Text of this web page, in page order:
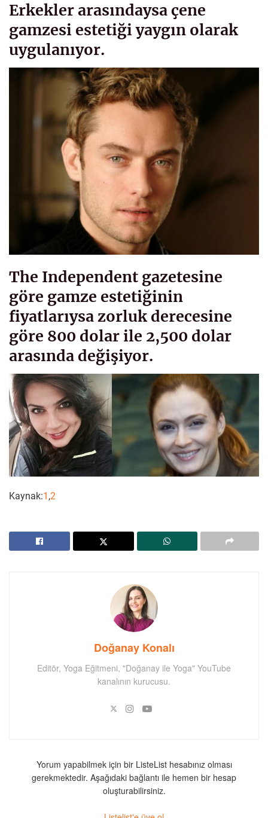
Erkekler arasındaysa çene
gamzesi estetiği yaygın olarak
uygulanıyor.
The Independent gazetesine
göre gamze estetiğinin
fiyatlarıysa zorluk derecesine
göre 800 dolar ile 2,500 dolar
arasında değişiyor.
Kaynak:1 ,2
Doğanay Konalı
Editör, Yoga Eğitmeni, "Doğanay ile Yoga" YouTube
kanalının kurucusu.
Yorum yapabilmek için bir ListeList hesabınız olması
gerekmektedir. Aşağıdaki bağlantı ile hemen bir hesap
oluşturabilirsiniz.